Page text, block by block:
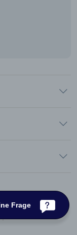
Barrierefreiheit
Frage